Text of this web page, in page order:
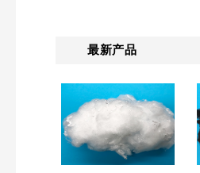
最新产品